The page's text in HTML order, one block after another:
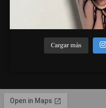
Cargar más